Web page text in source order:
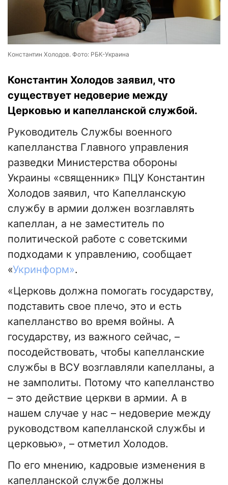
Константин Холодов. Фото: РБК-Украина
Константин Холодов заявил, что
существует недоверие между
Церковью и капелланской службой.
Руководитель Службы военного
капелланства Главного управления
разведки Министерства обороны
Украины «священник» ПЦУ Константин
Холодов заявил, что Капелланскую
службу в армии должен возглавлять
капеллан, а не заместитель по
политической работе с советскими
подходами к управлению, сообщает
«Укринформ».
«Церковь должна помогать государству,
подставить свое плечо, это и есть
капелланство во время войны. А
государству, из важного сейчас, –
посодействовать, чтобы капелланские
службы в ВСУ возглавляли капелланы, а
не замполиты. Потому что капелланство
– это действие церкви в армии. А в
нашем случае у нас – недоверие между
руководством капелланской службы и
церковью», – отметил Холодов.
По его мнению, кадровые изменения в
капелланской службе должны